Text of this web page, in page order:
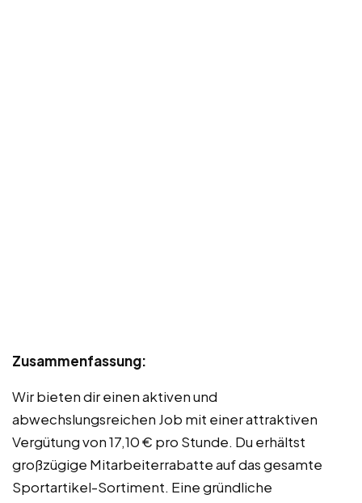
Zusammenfassung:
Wir bieten dir einen aktiven und
abwechslungsreichen Job mit einer attraktiven
Vergütung von 17,10 € pro Stunde. Du erhältst
großzügige Mitarbeiterrabatte auf das gesamte
Sportartikel-Sortiment. Eine gründliche